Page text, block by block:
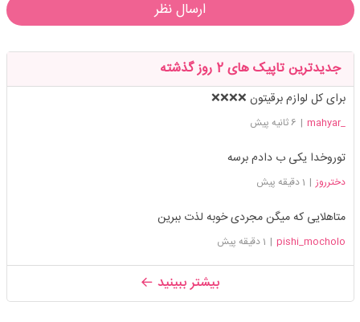
ارسال نظر
جدیدترین تاپیک های 2 روز گذشته
برای کل لوازم برقیتون ❌❌❌❌
_mahyar
| 6 ثانیه پیش
توروخدا یکی ب دادم برسه
دخترروز | 1 دقیقه پیش
متاهلایی که میگن مجردی خوبه لذت ببرین
pishi_mocholo
| 1 دقیقه پیش
بیشتر ببینید